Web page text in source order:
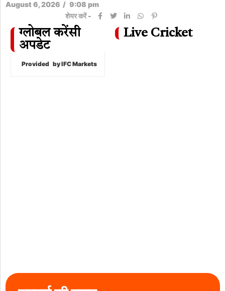
August 6, 2026 / 9:08 pm
शेयर करें -
ग्लोबल करेंसी
अपडेट
Provided by IFC Markets
Live Cricket